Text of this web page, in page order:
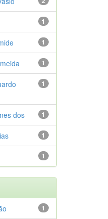
1
1
1
1
1
dos
1
1
1